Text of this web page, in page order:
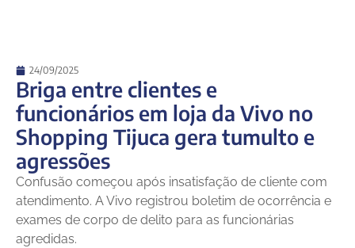
24/09/2025
Briga entre clientes e
funcionários em loja da Vivo no
Shopping Tijuca gera tumulto e
agressões
Confusão começou após insatisfação de cliente com
atendimento. A Vivo registrou boletim de ocorrência e
exames de corpo de delito para as funcionárias
agredidas.